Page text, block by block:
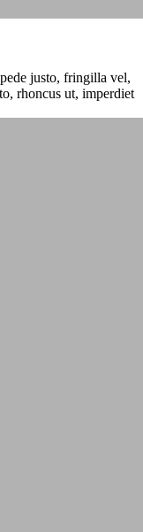
justo, fringilla vel,
rhoncus ut, imperdiet